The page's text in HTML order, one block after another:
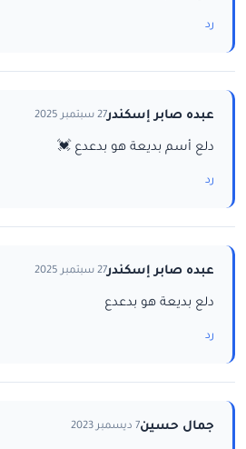
رد
عبده صابر إسكندر27 سبتمبر 2025
دلع أسم بديعة هو بدعدع 💓
رد
عبده صابر إسكندر27 سبتمبر 2025
دلع بديعة هو بدعدع
رد
جمال حسين7 ديسمبر 2023